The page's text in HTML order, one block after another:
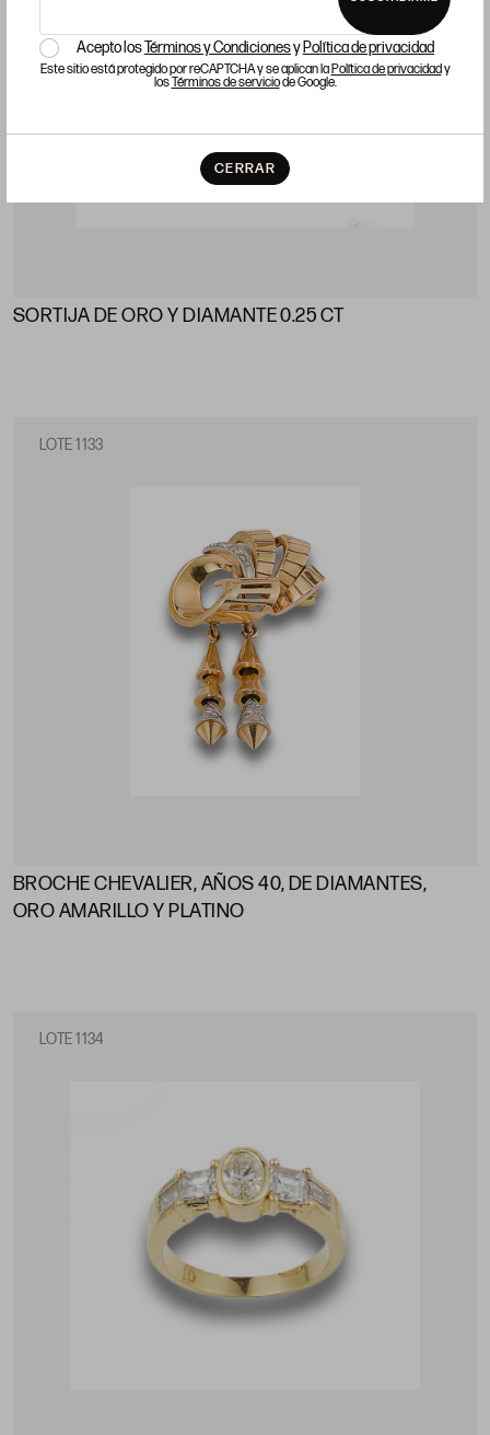
Acepto losTérminos y Condicionesy Política de privacidad
Este sitio está protegido por reCAPTCHA y se aplican laPolítica de privacidady
losTérminos de serviciode Google.
CERRAR
SORTIJA DE ORO Y DIAMANTE 0.25 CT
LOTE 1133
BROCHE CHEVALIER, AÑOS 40, DE DIAMANTES,
ORO AMARILLO Y PLATINO
LOTE 1134